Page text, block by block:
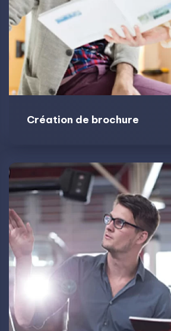
Création de brochure